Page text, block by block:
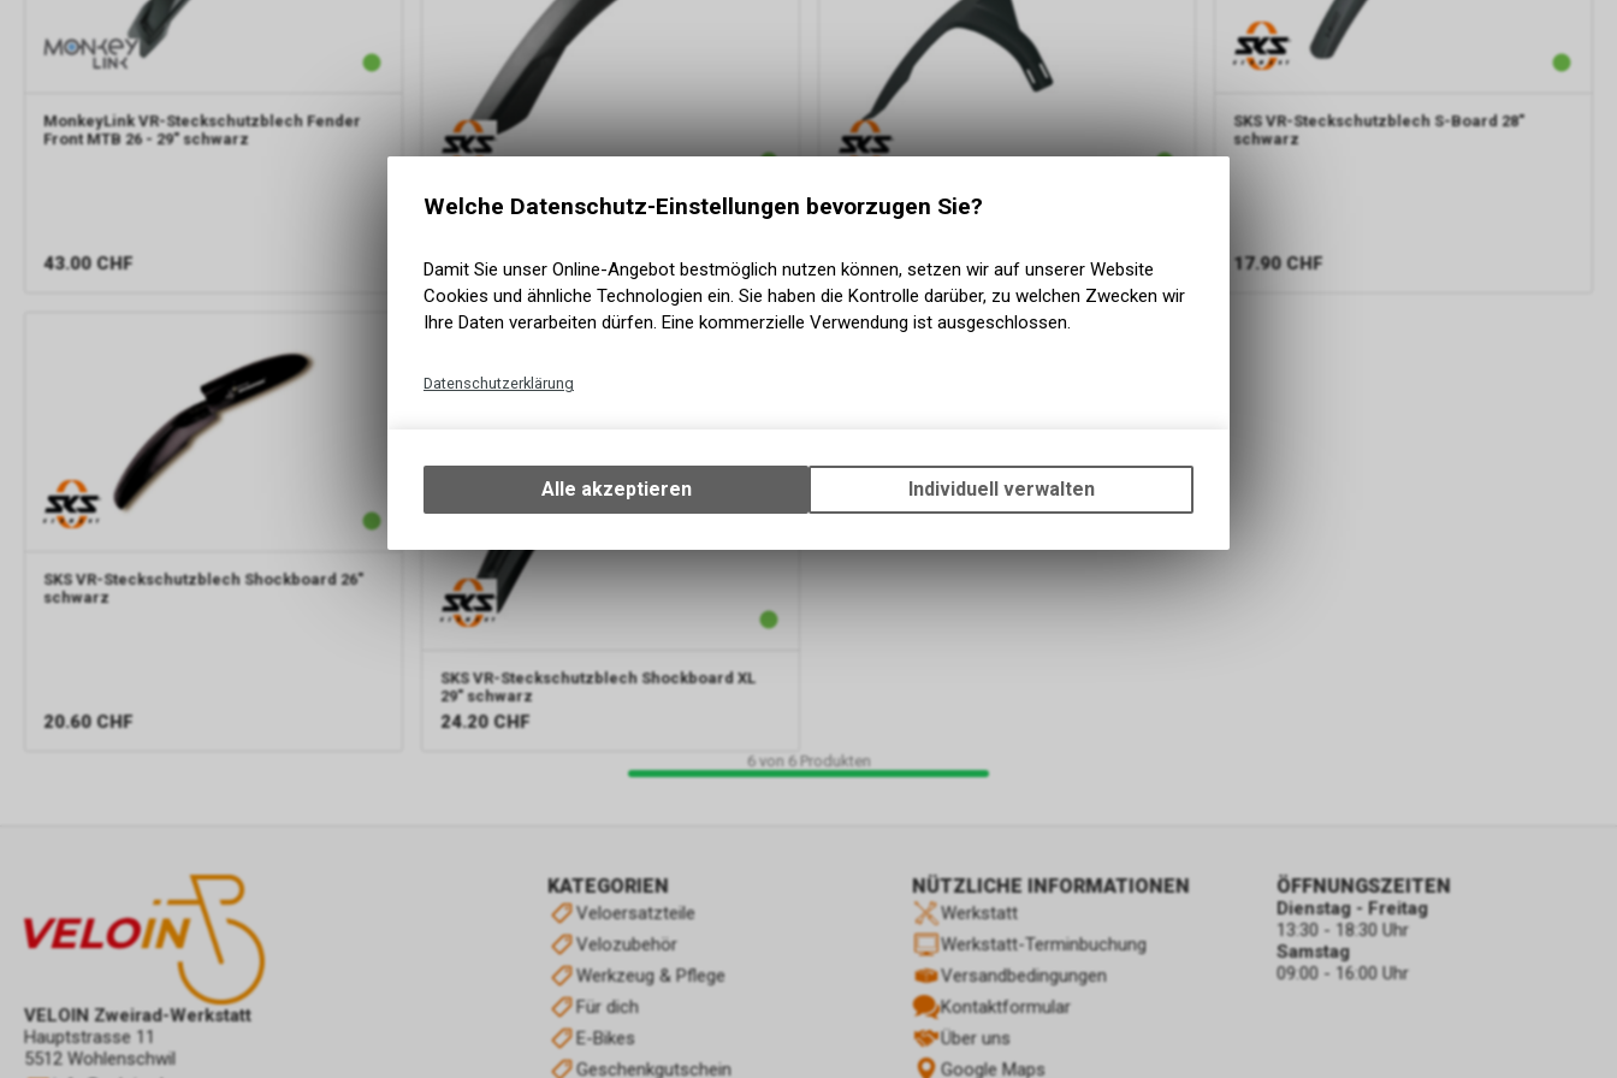
MonkeyLink VR-Steckschutzblech Fender
Front MTB 26 - 29" schwarz
43.00 CHF
SKS VR-Steckschutzblech Dashboard 26"
20.60 CHF
SKS VR-Steckschutzblech Mudrocker front
33.20 CHF
SKS VR-Steckschutzblech S-Board 28"
schwarz
17.90 CHF
SKS VR-Steckschutzblech Shockboard 26"
schwarz
20.60 CHF
SKS VR-Steckschutzblech Shockboard XL
29" schwarz
24.20 CHF
6von 6Produkten
VELOIN Zweirad-Werkstatt
Hauptstrasse 11
5512 Wohlenschwil
KATEGORIEN
Veloersatzteile
Velozubehör
Werkzeug & Pflege
Für dich
E-Bikes
Geschenkgutschein
NÜTZLICHE INFORMATIONEN
Werkstatt
Werkstatt-Terminbuchung
Versandbedingungen
Kontaktformular
Über uns
Google Maps
ÖFFNUNGSZEITEN
Dienstag - Freitag
13:30 - 18:30 Uhr
Samstag
09:00 - 16:00 Uhr
Welche Datenschutz-Einstellungen bevorzugen Sie?
Damit Sie unser Online-Angebot bestmöglich nutzen können, setzen wir auf unserer Website
Cookies und ähnliche Technologien ein. Sie haben die Kontrolle darüber, zu welchen Zwecken wir
Ihre Daten verarbeiten dürfen. Eine kommerzielle Verwendung ist ausgeschlossen.
Datenschutzerklärung
Ihrem Gerät, um die grundlegenden Funktionen unseres Online-Angebots, wie die
Verwendung des Warenkorbs, zu ermöglichen. Bitte beachten Sie, dass die
zulassen.
Alle akzeptieren Individuell verwalten